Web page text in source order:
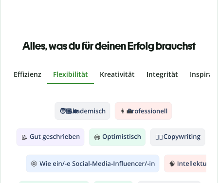
Alles, was du für deinen Erfolg brauchst
Effizienz Flexibilität Kreativität Integrität